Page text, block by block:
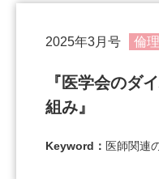
2025年3月号 倫理
『医学会のダ
組み』
Keyword： 医師関連